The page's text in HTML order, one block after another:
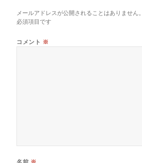
メールアドレスが公開されることはありません。
必須項目です
コメント ※